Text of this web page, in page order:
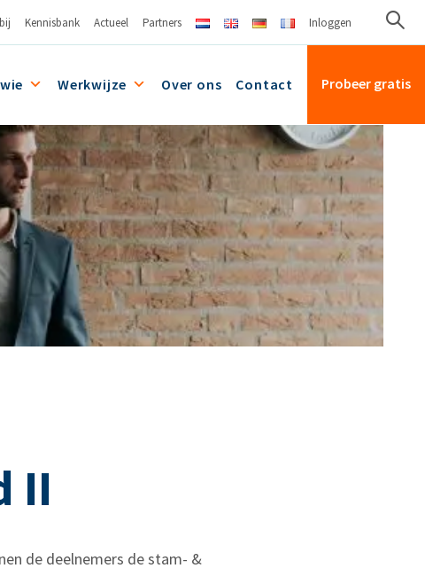
Kennisbank Actueel Partners Inloggen
Werkwijze Over ons Contact Probeer gratis
II
de deelnemers de stam- &